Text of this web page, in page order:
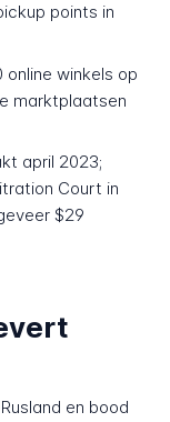
points in
online winkels op
marktplaatsen
april 2023;
Court in
$29
en bood